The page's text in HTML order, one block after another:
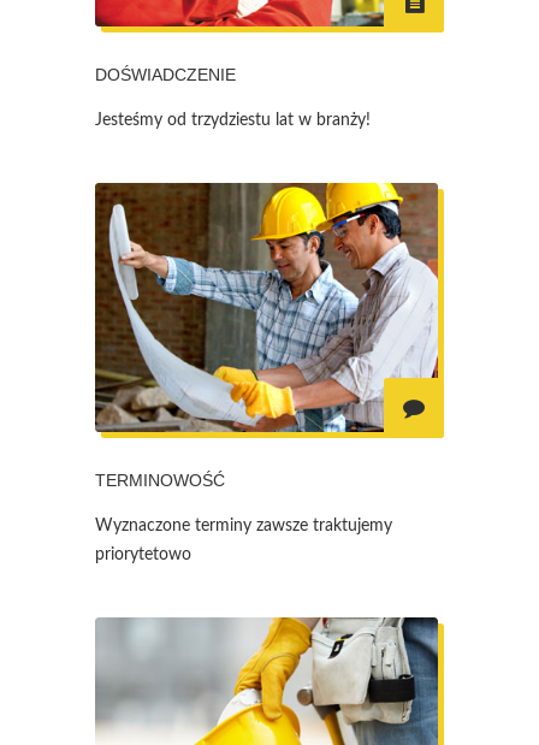
DOŚWIADCZENIE
Jesteśmy od trzydziestu lat w branży!
TERMINOWOŚĆ
Wyznaczone terminy zawsze traktujemy
priorytetowo